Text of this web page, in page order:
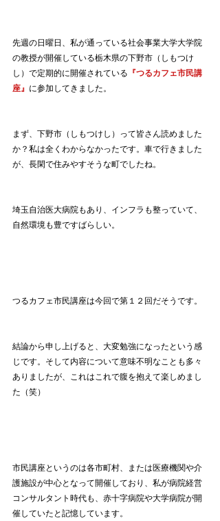
先週の日曜日、私が通っている社会事業大学大学院
の教授が開催している栃木県の下野市（しもつけ
し）で定期的に開催されている 『つるカフェ市民講
座』 に参加してきました。
まず、下野市（しもつけし）って皆さん読めました
か？私は全くわからなかったです。車で行きました
が、長閑で住みやすそうな町でしたね。
埼玉自治医大病院もあり、インフラも整っていて、
自然環境も豊ですばらしい。
つるカフェ市民講座は今回で第１２回だそうです。
結論から申し上げると、大変勉強になったという感
じです。そして内容について意味不明なことも多々
ありましたが、これはこれで腹を抱えて楽しめまし
た（笑）
市民講座というのは各市町村、または医療機関や介
護施設が中心となって開催しており、私が病院経営
コンサルタント時代も、赤十字病院や大学病院が開
催していたと記憶しています。